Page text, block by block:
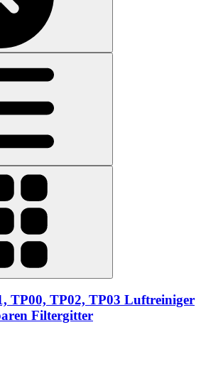
TP00, TP02, TP03 Luftreiniger
Filtergitter